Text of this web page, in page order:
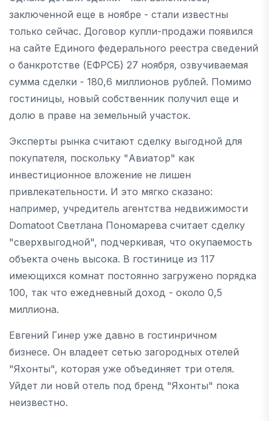
заключенной еще в ноябре - стали известны
только сейчас. Договор купли-продажи появился
на сайте Единого федерального реестра сведений
о банкротстве (ЕФРСБ) 27 ноября, озвучиваемая
сумма сделки - 180,6 миллионов рублей. Помимо
гостиницы, новый собственник получил еще и
долю в праве на земельный участок.
Эксперты рынка считают сделку выгодной для
покупателя, поскольку "Авиатор" как
инвестиционное вложение не лишен
привлекательности. И это мягко сказано:
например, учредитель агентства недвижимости
Domatoot Светлана Пономарева считает сделку
"сверхвыгодной", подчеркивая, что окупаемость
объекта очень высока. В гостинице из 117
имеющихся комнат постоянно загружено порядка
100, так что ежедневный доход - около 0,5
миллиона.
Евгений Гинер уже давно в гостинричном
бизнесе. Он владеет сетью загородных отелей
"Яхонты", которая уже объединяет три отеля.
Уйдет ли новй отель под бренд "Яхонты" пока
неизвестно.